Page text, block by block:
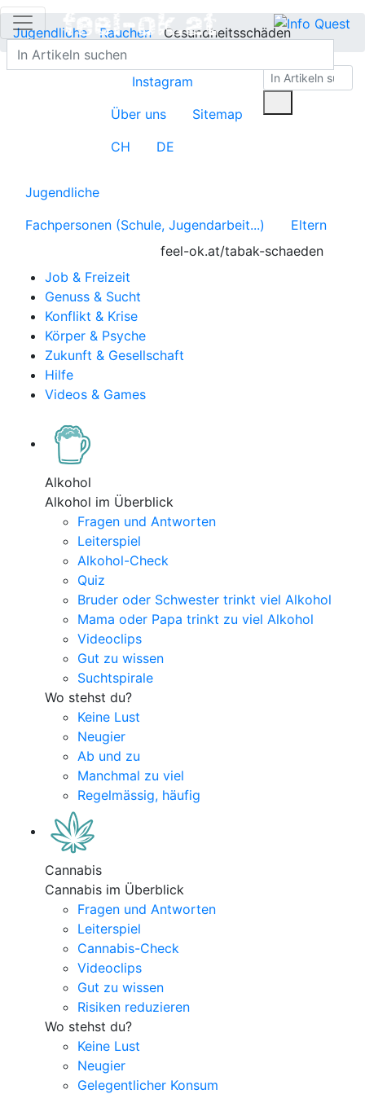
Jugendliche Rauchen Gesundheitsschäden
Instagram
Über uns
Sitemap
CH
DE
Jugendliche
Fachpersonen (Schule, Jugendarbeit...)
Eltern
feel-ok.at/tabak-schaeden
Job & Freizeit
Genuss & Sucht
Konflikt & Krise
Körper & Psyche
Zukunft & Gesellschaft
Hilfe
Videos & Games
Alkohol
Alkohol im Überblick
Fragen und Antworten
Leiterspiel
Alkohol-Check
Quiz
Bruder oder Schwester trinkt viel Alkohol
Mama oder Papa trinkt zu viel Alkohol
Videoclips
Gut zu wissen
Suchtspirale
Wo stehst du?
Keine Lust
Neugier
Ab und zu
Manchmal zu viel
Regelmässig, häufig
Cannabis
Cannabis im Überblick
Fragen und Antworten
Leiterspiel
Cannabis-Check
Videoclips
Gut zu wissen
Risiken reduzieren
Wo stehst du?
Keine Lust
Neugier
Gelegentlicher Konsum